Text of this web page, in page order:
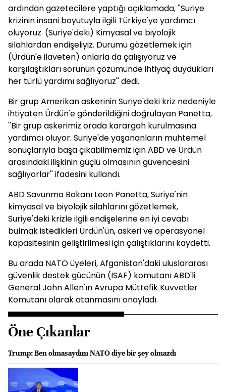
ardından gazetecilere yaptığı açıklamada, ''Suriye
krizinin insani boyutuyla ilgili Türkiye'ye yardımcı
oluyoruz. (Suriye'deki) Kimyasal ve biyolojik
silahlardan endişeliyiz. Durumu gözetlemek için
(Ürdün'e ilaveten) onlarla da çalışıyoruz ve
karşılaştıkları sorunun çözümünde ihtiyaç duydukları
her türlü yardımı sağlıyoruz'' dedi.
Bir grup Amerikan askerinin Suriye'deki kriz nedeniyle
ihtiyaten Ürdün'e gönderildiğini doğrulayan Panetta,
''Bir grup askerimiz orada karargah kurulmasına
yardımcı oluyor. Suriye'de yaşananların muhtemel
sonuçlarıyla başa çıkabilmemiz için ABD ve Ürdün
arasındaki ilişkinin güçlü olmasının güvencesini
sağlıyorlar'' ifadesini kullandı.
ABD Savunma Bakanı Leon Panetta, Suriye'nin
kimyasal ve biyolojik silahlarını gözetlemek,
Suriye'deki krizle ilgili endişelerine en iyi cevabı
bulmak istedikleri Ürdün'ün, askeri ve operasyonel
kapasitesinin geliştirilmesi için çalıştıklarını kaydetti.
Bu arada NATO üyeleri, Afganistan'daki uluslararası
güvenlik destek gücünün (ISAF) komutanı ABD'li
General John Allen'ın Avrupa Müttefik Kuvvetler
Komutanı olarak atanmasını onayladı.
Öne Çıkanlar
Trump: Ben olmasaydım NATO diye bir şey olmazdı